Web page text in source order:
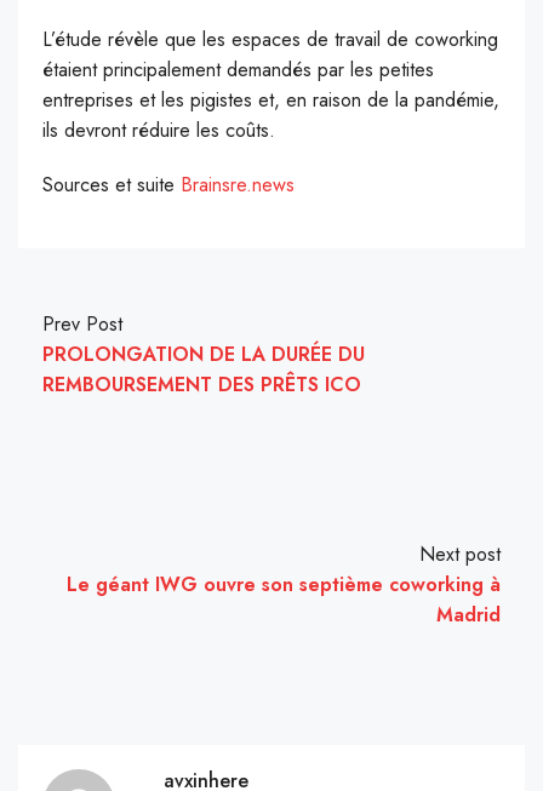
L’étude révèle que les espaces de travail de coworking
étaient principalement demandés par les petites
entreprises et les pigistes et, en raison de la pandémie,
ils devront réduire les coûts.
Sources et suite Brainsre.news
Prev Post
PROLONGATION DE LA DURÉE DU
REMBOURSEMENT DES PRÊTS ICO
Next post
Le géant IWG ouvre son septième coworking à
Madrid
avxinhere